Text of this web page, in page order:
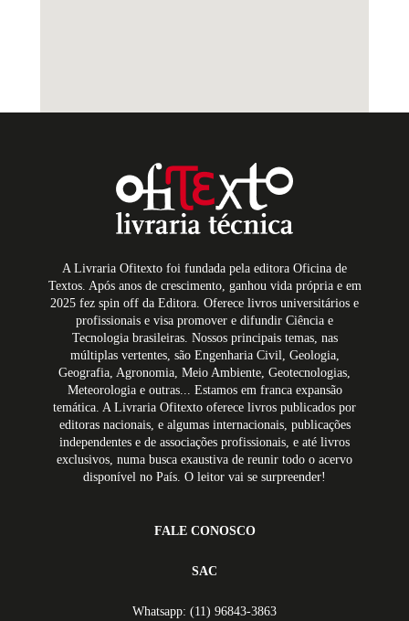
A Livraria Ofitexto foi fundada pela editora Oficina de
Textos. Após anos de crescimento, ganhou vida própria e em
2025 fez spin off da Editora. Oferece livros universitários e
profissionais e visa promover e difundir Ciência e
Tecnologia brasileiras. Nossos principais temas, nas
múltiplas vertentes, são Engenharia Civil, Geologia,
Geografia, Agronomia, Meio Ambiente, Geotecnologias,
Meteorologia e outras... Estamos em franca expansão
temática. A Livraria Ofitexto oferece livros publicados por
editoras nacionais, e algumas internacionais, publicações
independentes e de associações profissionais, e até livros
exclusivos, numa busca exaustiva de reunir todo o acervo
disponível no País. O leitor vai se surpreender!
FALE CONOSCO
SAC
Whatsapp: (11) 96843-3863